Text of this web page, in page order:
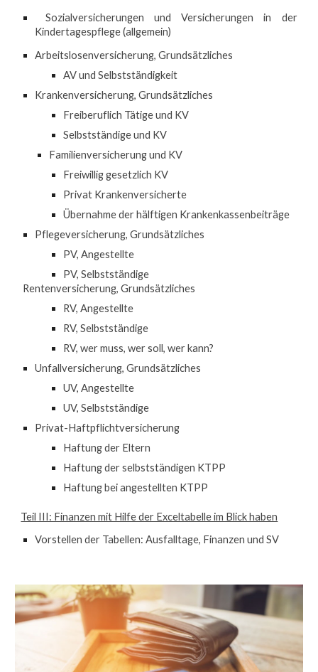
Sozialversicherungen und Versicherungen in der
Kindertagespflege (allgemein)
Arbeitslosenversicherung, Grundsätzliches
AV und Selbstständigkeit
Krankenversicherung, Grundsätzliches
Freiberuflich Tätige und KV
Selbstständige und KV
Familienversicherung und KV
Freiwillig gesetzlich KV
Privat Krankenversicherte
Übernahme der hälftigen Krankenkassenbeiträge
Pflegeversicherung, Grundsätzliches
PV, Angestellte
PV, Selbstständige
Rentenversicherung, Grundsätzliches
RV, Angestellte
RV, Selbstständige
RV, wer muss, wer soll, wer kann?
Unfallversicherung, Grundsätzliches
UV, Angestellte
UV, Selbstständige
Privat-Haftpflichtversicherung
Haftung der Eltern
Haftung der selbstständigen KTPP
Haftung bei angestellten KTPP
Teil III: Finanzen mit Hilfe der Exceltabelle im Blick haben
Vorstellen der Tabellen: Ausfalltage, Finanzen und SV